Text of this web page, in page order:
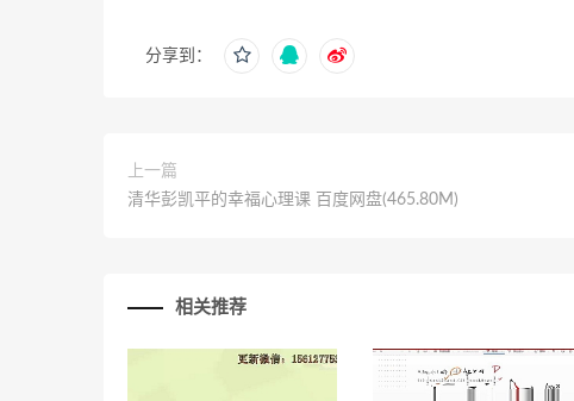
分享到：
上一篇
清华彭凯平的幸福心理课 百度网盘(465.80M)
相关推荐